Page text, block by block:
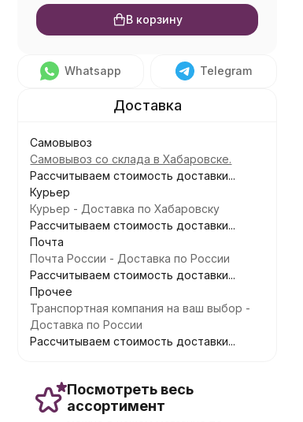
В корзину
Whatsapp Telegram
Самовывоз
Самовывоз со склада в Хабаровске.
Рассчитываем стоимость доставки...
Курьер
Курьер - Доставка по Хабаровску
Рассчитываем стоимость доставки...
Почта
Почта России - Доставка по России
Рассчитываем стоимость доставки...
Прочее
Транспортная компания на ваш выбор -
Доставка по России
Рассчитываем стоимость доставки...
Посмотреть весь
ассортимент